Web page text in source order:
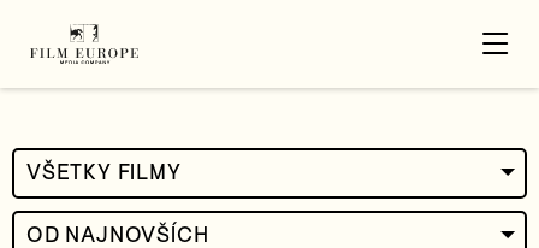
VŠETKY FILMY
OD NAJNOVŠÍCH